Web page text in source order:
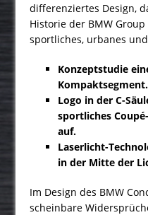
differenziertes Design,
Historie der BMW
sportliches, urbanes
Konzeptstudie
Kompaktsegment.
Logo in der C-
sportliches
auf.
Laserlicht-
in der Mitte der
Im Design des BMW
scheinbare